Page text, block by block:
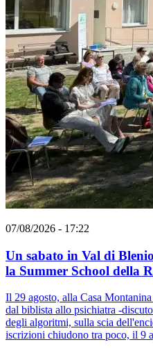
07/08/2026 - 17:22
Un sabato in Val di
la Summer School della
Il 29 agosto, alla Casa
dal biblista allo psichiatra -
degli algoritmi, sulla scia
iscrizioni chiudono tra poco, il 9